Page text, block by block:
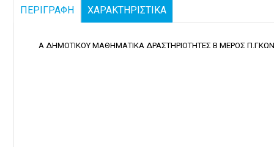
ΠΕΡΙΓΡΑΦΗ ΧΑΡΑΚΤΗΡΙΣΤΙΚΑ
Α ΔΗΜΟΤΙΚΟΥ ΜΑΘΗΜΑΤΙΚΑ ΔΡΑΣΤΗΡΙΟΤΗΤΕΣ Β ΜΕΡΟΣ